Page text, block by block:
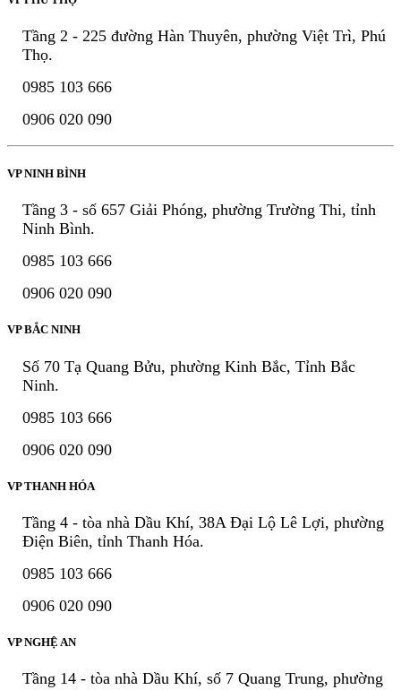
Tầng 2 - 225 đường Hàn Thuyên, phường Việt Trì, Phú
Thọ.
0985 103 666
0906 020 090
VP NINH BÌNH
Tầng 3 - số 657 Giải Phóng, phường Trường Thi, tỉnh
Ninh Bình.
0985 103 666
0906 020 090
VP BẮC NINH
Số 70 Tạ Quang Bửu, phường Kinh Bắc, Tỉnh Bắc
Ninh.
0985 103 666
0906 020 090
VP THANH HÓA
Tầng 4 - tòa nhà Dầu Khí, 38A Đại Lộ Lê Lợi, phường
Điện Biên, tỉnh Thanh Hóa.
0985 103 666
0906 020 090
VP NGHỆ AN
Tầng 14 - tòa nhà Dầu Khí, số 7 Quang Trung, phường